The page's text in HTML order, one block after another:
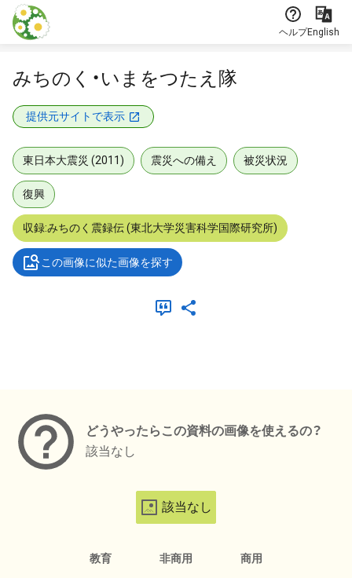
本文に飛ぶ
ヘルプEnglish
みちのく・いまをつたえ隊
提供元サイトで表示
東日本大震災 (2011) 震災への備え 被災状況
復興
収録:みちのく震録伝 (東北大学災害科学国際研究所)
この画像に似た画像を探す
どうやったらこの資料の画像を使えるの？
該当なし
該当なし
教育 非商用 商用